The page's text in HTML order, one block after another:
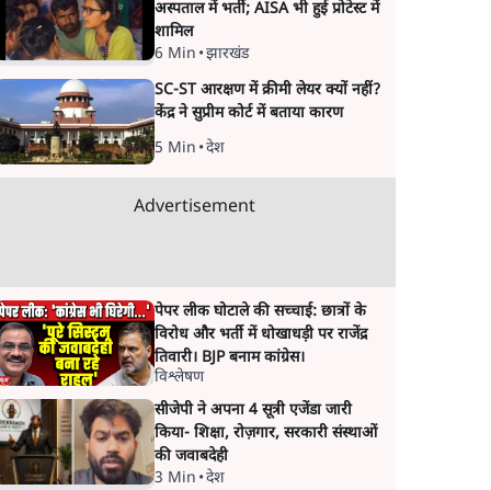
अस्पताल में भर्ती; AISA भी हुई प्रोटेस्ट में
शामिल
6 Min •झारखंड
SC-ST आरक्षण में क्रीमी लेयर क्यों नहीं?
केंद्र ने सुप्रीम कोर्ट में बताया कारण
5 Min •देश
Advertisement
पेपर लीक घोटाले की सच्चाई: छात्रों के
विरोध और भर्ती में धोखाधड़ी पर राजेंद्र
तिवारी। BJP बनाम कांग्रेस।
विश्लेषण
सीजेपी ने अपना 4 सूत्री एजेंडा जारी
किया- शिक्षा, रोज़गार, सरकारी संस्थाओं
की जवाबदेही
3 Min •देश